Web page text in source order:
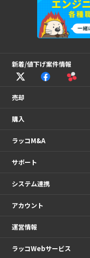
新着/値下げ案件情報
売却
購入
ラッコM&A
サポート
システム連携
アカウント
運営情報
ラッコWebサービス